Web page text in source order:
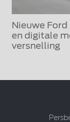
Nieuwe
en digitale
versnelling